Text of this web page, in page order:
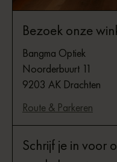
Bezoek onze
Bangma Optiek
Noorderbuurt 11
9203 AK Drachten
Route & Parkeren
Schrijf je in voor